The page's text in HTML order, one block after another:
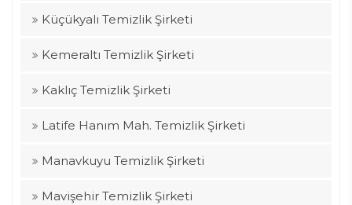
Küçükyalı Temizlik Şirketi
Kemeraltı Temizlik Şirketi
Kaklıç Temizlik Şirketi
Latife Hanım Mah. Temizlik Şirketi
Manavkuyu Temizlik Şirketi
Mavişehir Temizlik Şirketi